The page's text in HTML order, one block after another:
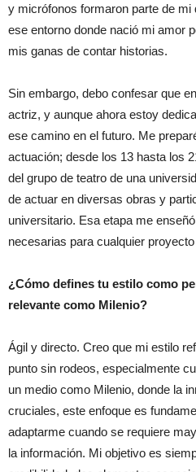
y micrófonos formaron parte de mi
ese entorno donde nació mi amor
mis ganas de contar historias.
Sin embargo, debo confesar que
actriz, y aunque ahora estoy
ese camino en el futuro. Me
actuación; desde los 13 hasta los
del grupo de teatro de una
de actuar en diversas obras y
universitario. Esa etapa me
necesarias para cualquier
¿Cómo defines tu estilo como
relevante como Milenio?
Ágil y directo. Creo que mi estilo
punto sin rodeos, especialmente
un medio como Milenio, donde la
cruciales, este enfoque es
adaptarme cuando se requiere
la información. Mi objetivo es